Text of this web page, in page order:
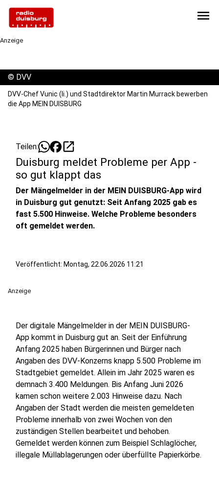
menu
Anzeige
© DVV
DVV-Chef Vunic (li.) und Stadtdirektor Martin Murrack bewerben
die App MEIN DUISBURG
Teilen: open_in_new
Duisburg meldet Probleme per App -
so gut klappt das
Der Mängelmelder in der MEIN DUISBURG-App wird
in Duisburg gut genutzt: Seit Anfang 2025 gab es
fast 5.500 Hinweise. Welche Probleme besonders
oft gemeldet werden.
Veröffentlicht: Montag, 22.06.2026 11:21
Anzeige
Der digitale Mängelmelder in der MEIN DUISBURG-
App kommt in Duisburg gut an. Seit der Einführung
Anfang 2025 haben Bürgerinnen und Bürger nach
Angaben des DVV-Konzerns knapp 5.500 Probleme im
Stadtgebiet gemeldet. Allein im Jahr 2025 waren es
demnach 3.400 Meldungen. Bis Anfang Juni 2026
kamen schon weitere 2.003 Hinweise dazu. Nach
Angaben der Stadt werden die meisten gemeldeten
Probleme innerhalb von zwei Wochen von den
zuständigen Stellen bearbeitet und behoben.
Gemeldet werden können zum Beispiel Schlaglöcher,
illegale Müllablagerungen oder überfüllte Papierkörbe.